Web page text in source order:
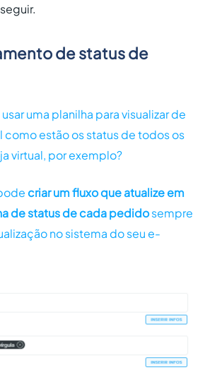
de status de
uma planilha para visualizar de
como estão os status de todos os
virtual, por exemplo?
criar um fluxo que atualize em
de status de cada pedidosempre
no sistema do seu e-